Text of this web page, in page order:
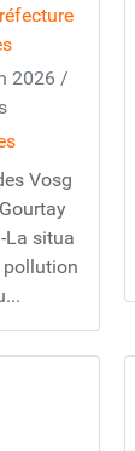
2026 /
Vosg
La situa